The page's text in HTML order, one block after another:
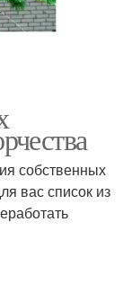
собственных
вас список из